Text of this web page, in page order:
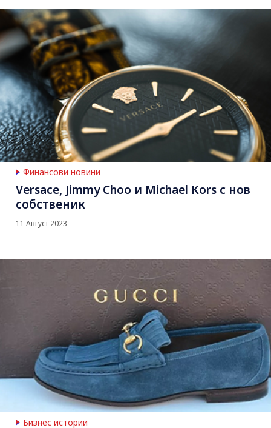
Финансови новини
Versace, Jimmy Choo и Michael Kors с нов
собственик
11 Август 2023
Бизнес истории